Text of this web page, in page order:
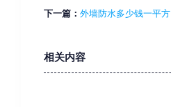
下一篇： 外墙防水多少钱一平方
相关内容